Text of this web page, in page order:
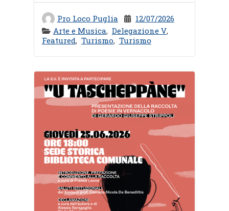
Pro Loco Puglia
12/07/2026
Arte e Musica, Delegazione V,
Featured, Turismo, Turismo